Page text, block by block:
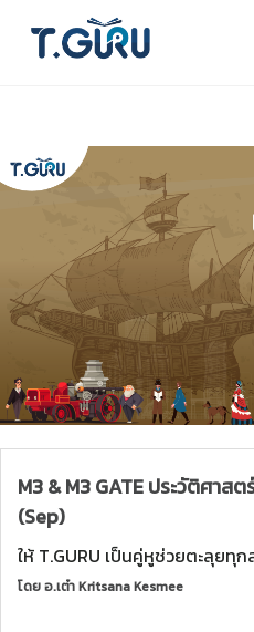
M3 & M3 GATE ประวัติศาส
(Sep)
ให้ T.GURU เป็นคู่หูช่วยตะลุยทุ
โดยอ.เต๋า Kritsana Kesmee